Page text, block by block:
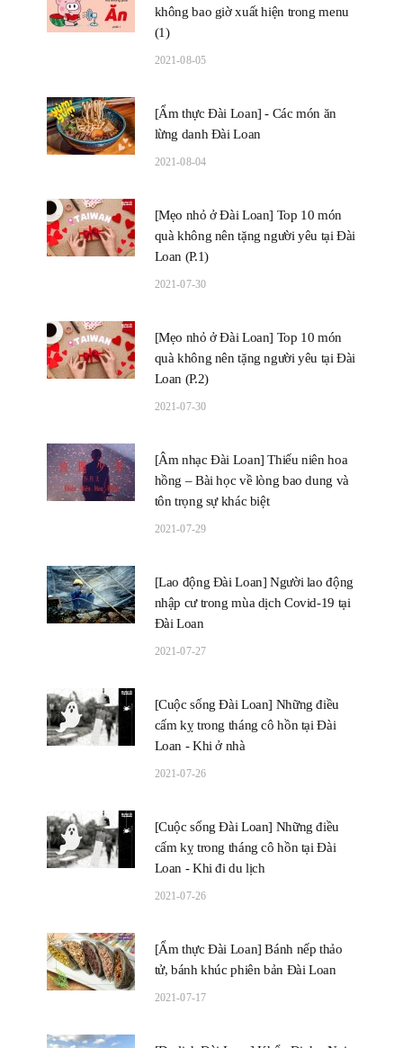
không bao giờ xuất hiện trong menu
(1)
2021-08-05
[Ẩm thực Đài Loan] - Các món ăn
lừng danh Đài Loan
2021-08-04
[Mẹo nhỏ ở Đài Loan] Top 10 món
quà không nên tặng người yêu tại Đài
Loan (P.1)
2021-07-30
[Mẹo nhỏ ở Đài Loan] Top 10 món
quà không nên tặng người yêu tại Đài
Loan (P.2)
2021-07-30
[Âm nhạc Đài Loan] Thiếu niên hoa
hồng – Bài học về lòng bao dung và
tôn trọng sự khác biệt
2021-07-29
[Lao động Đài Loan] Người lao động
nhập cư trong mùa dịch Covid-19 tại
Đài Loan
2021-07-27
[Cuộc sống Đài Loan] Những điều
cấm kỵ trong tháng cô hồn tại Đài
Loan - Khi ở nhà
2021-07-26
[Cuộc sống Đài Loan] Những điều
cấm kỵ trong tháng cô hồn tại Đài
Loan - Khi đi du lịch
2021-07-26
[Ẩm thực Đài Loan] Bánh nếp thảo
tử, bánh khúc phiên bản Đài Loan
2021-07-17